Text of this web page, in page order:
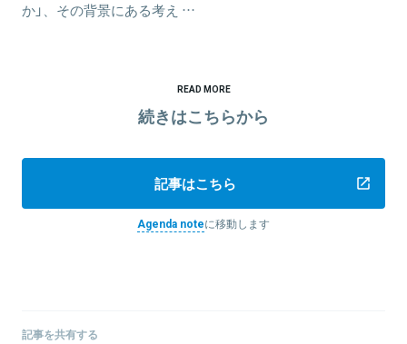
か」、その背景にある考え …
READ MORE
続きはこちらから
記事はこちら
Agenda noteに移動します
記事を共有する